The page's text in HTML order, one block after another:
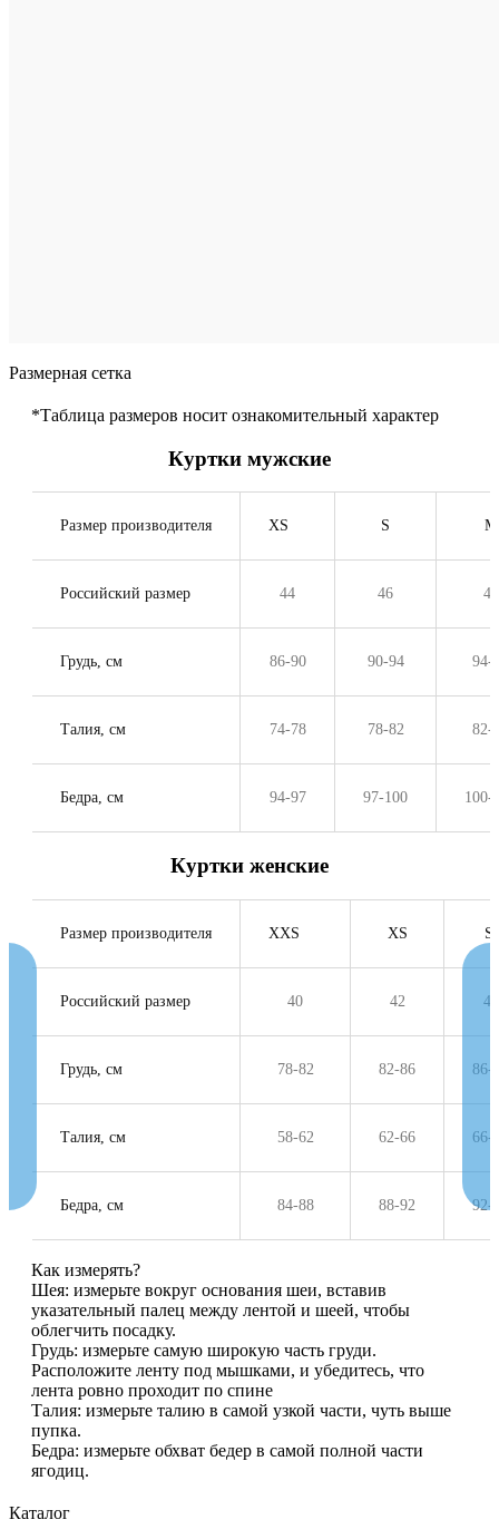
Размерная сетка
*Таблица размеров носит ознакомительный характер
Куртки мужские
Размер производителя XS S M
Российский размер 44 46 48
Грудь, см 86-90 90-94 94-
Талия, см 74-78 78-82 82-
Бедра, см 94-97 97-100 100-
Куртки женские
Размер производителя XXS XS S
Российский размер 40 42 44
Грудь, см 78-82 82-86 86-
Талия, см 58-62 62-66 66-
Бедра, см 84-88 88-92 92-
Как измерять?
Шея: измерьте вокруг основания шеи, вставив
указательный палец между лентой и шеей, чтобы
облегчить посадку.
Грудь: измерьте самую широкую часть груди.
Расположите ленту под мышками, и убедитесь, что
лента ровно проходит по спине
Талия: измерьте талию в самой узкой части, чуть выше
пупка.
Бедра: измерьте обхват бедер в самой полной части
ягодиц.
Каталог